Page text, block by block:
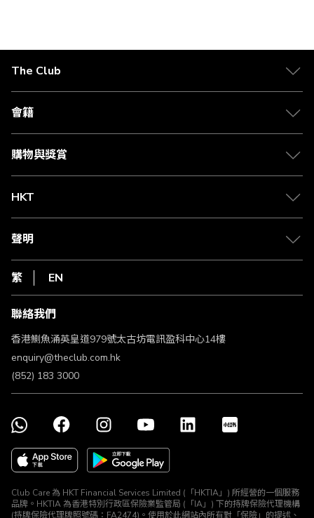
The Club
關於 The Club
合作夥伴
媒體中心
會籍
會籍及專屬禮遇
賺取積分
購物與獎賞
物流與配送
Club Shopping 商品領取站
常見問題
HKT
csl.
1010
HKT
聲明
私隱聲明
使用條款
條款及細則
不歧視及不騷擾聲明
認可牌照及通告
繁 EN
聯絡我們
香港鰂魚涌英皇道979號太古坊電訊盈科中心14樓
enquiry@theclub.com.hk
(852) 183 3000
Club Care 為 HKT Financial Services Limited (「HKTIA」) 所經營的一個服務
品牌。HKTIA 為香港特別行政區保險業監管局 (「IA」) 下的持牌保險代理機構
(持牌保險代理牌照號碼：FA2474)。使用於此網站內所有對「保險」的提述、